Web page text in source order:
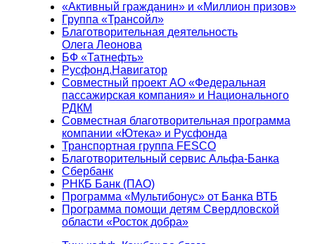
«Активный гражданин» и «Миллион призов»
Группа «Трансойл»
Благотворительная деятельность
Олега Леонова
БФ «Татнефть»
Русфонд.Навигатор
Совместный проект АО «Федеральная
пассажирская компания» и Национального
РДКМ
Совместная благотворительная программа
компании «Ютека» и Русфонда
Транспортная группа FESCO
Благотворительный сервис Альфа-Банка
Сбербанк
РНКБ Банк (ПАО)
Программа «Мультибонус» от Банка ВТБ
Программа помощи детям Свердловской
области «Росток добра»